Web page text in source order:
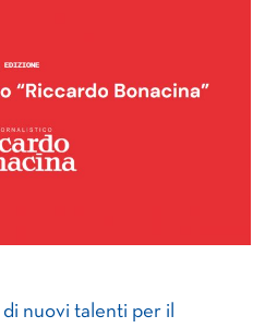
nuovi talenti per il